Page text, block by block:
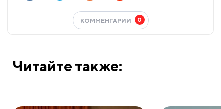
КОММЕНТАРИИ 0
Читайте также: